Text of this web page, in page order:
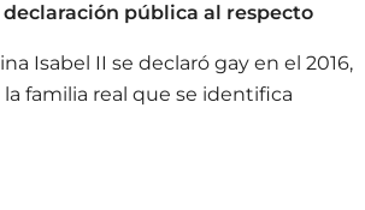
pública al respecto
Isabel II se declaró gay en el 2016,
familia real que se identifica